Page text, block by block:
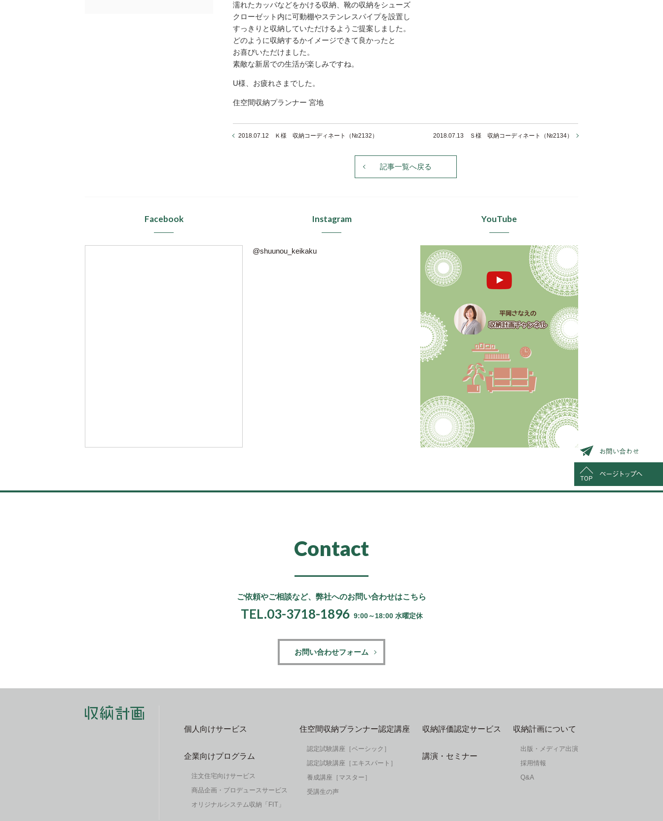
濡れたカッパなどをかける収納、靴の収納をシューズ
クローゼット内に可動棚やステンレスパイプを設置し
すっきりと収納していただけるようご提案しました。
どのように収納するかイメージできて良かったと
お喜びいただけました。
素敵な新居での生活が楽しみですね。
U様、お疲れさまでした。
住空間収納プランナー 宮地
2018.07.12 Ｋ様 収納コーディネート（№2132） 2018.07.13 Ｓ様 収納コーディネート（№2134）
記事一覧へ戻る
Facebook Instagram
@shuunou_keikaku
YouTube
Contact
ご依頼やご相談など、 弊社へのお問い合わせはこちら
TEL.03-3718-1896 9:00～18:00 水曜定休
お問い合わせフォーム
個人向けサービス
企業向けプログラム
注文住宅向けサービス
商品企画・プロデュースサービス
オリジナルシステム収納「FIT」
住空間収納プランナー認定講座
認定試験講座［ベーシック］
認定試験講座［エキスパート］
養成講座［マスター］
受講生の声
収納評価認定サービス
講演・セミナー
収納計画について
出版・メディア出演
採用情報
Q&A